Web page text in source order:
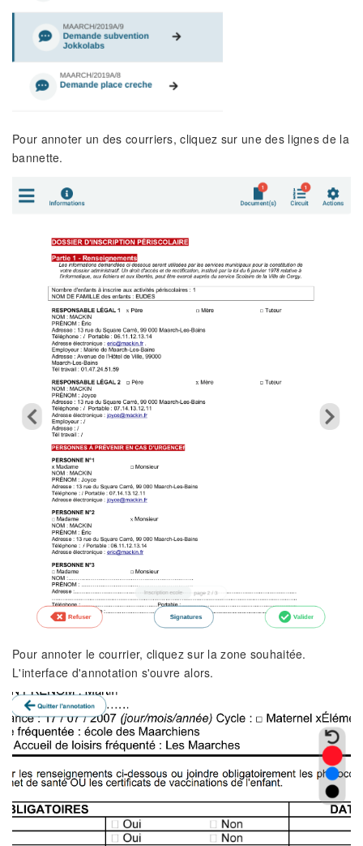
Pour annoter un des courriers, cliquez sur une des lignes de la
bannette.
Pour annoter le courrier, cliquez sur la zone souhaitée.
L'interface d'annotation s'ouvre alors.